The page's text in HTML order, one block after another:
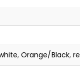
,Orange/Black,